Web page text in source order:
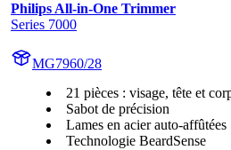
Philips All-in-One Trimmer
Series 7000
MG7960/28
21 pièces : visage, tête et
Sabot de précision
Lames en acier auto-affûtées
Technologie BeardSense